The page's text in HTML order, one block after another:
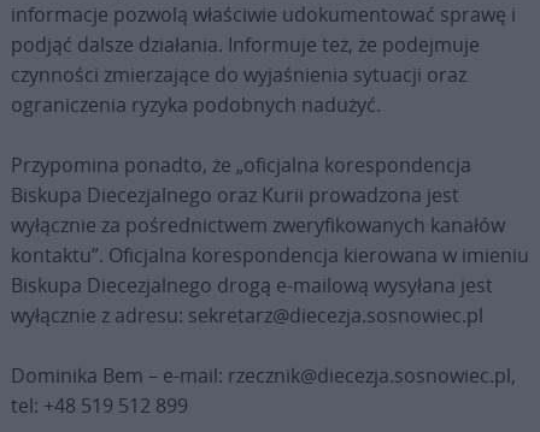
informacje pozwolą właściwie udokumentować sprawę i
podjąć dalsze działania. Informuje też, że podejmuje
czynności zmierzające do wyjaśnienia sytuacji oraz
ograniczenia ryzyka podobnych nadużyć.
Przypomina ponadto, że „oficjalna korespondencja
Biskupa Diecezjalnego oraz Kurii prowadzona jest
wyłącznie za pośrednictwem zweryfikowanych kanałów
kontaktu”. Oficjalna korespondencja kierowana w imieniu
Biskupa Diecezjalnego drogą e-mailową wysyłana jest
wyłącznie z adresu: sekretarz@diecezja.sosnowiec.pl
Dominika Bem – e-mail: rzecznik@diecezja.sosnowiec.pl,
tel: +48 519 512 899